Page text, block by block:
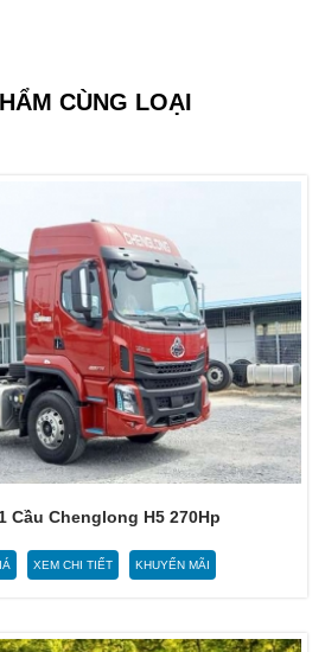
CÙNG LOẠI
Cầu Chenglong H5 270Hp
XEM CHI TIẾT KHUYẾN MÃI